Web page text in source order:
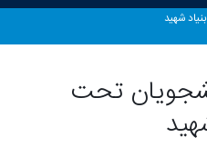
شهید
تحت